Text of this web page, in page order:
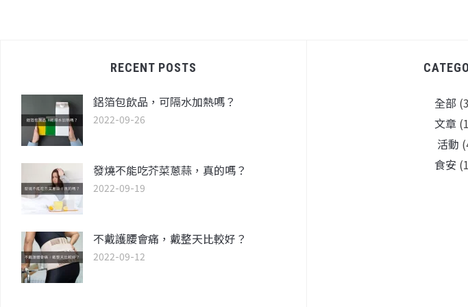
RECENT POSTS
鋁箔包飲品，可隔水加熱嗎？
2022-09-26
發燒不能吃芥菜蔥蒜，真的嗎？
2022-09-19
不戴護腰會痛，戴整天比較好？
2022-09-12
全部
文章
活動
食安